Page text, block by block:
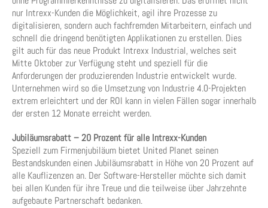
nur Intrexx-Kunden die Möglichkeit, agil ihre Prozesse zu
digitalisieren, sondern auch fachfremden Mitarbeitern, einfach und
schnell die dringend benötigten Applikationen zu erstellen. Dies
gilt auch für das neue Produkt Intrexx Industrial, welches seit
Mitte Oktober zur Verfügung steht und speziell für die
Anforderungen der produzierenden Industrie entwickelt wurde.
Unternehmen wird so die Umsetzung von Industrie 4.0-Projekten
extrem erleichtert und der ROI kann in vielen Fällen sogar innerhalb
der ersten 12 Monate erreicht werden.
Jubiläumsrabatt – 20 Prozent für alle Intrexx-Kunden
Speziell zum Firmenjubiläum bietet United Planet seinen
Bestandskunden einen Jubiläumsrabatt in Höhe von 20 Prozent auf
alle Kauflizenzen an. Der Software-Hersteller möchte sich damit
bei allen Kunden für ihre Treue und die teilweise über Jahrzehnte
aufgebaute Partnerschaft bedanken.